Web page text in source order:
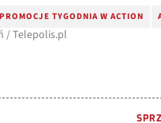
PROMOCJE TYGODNIA W ACTION
/ Telepolis.pl